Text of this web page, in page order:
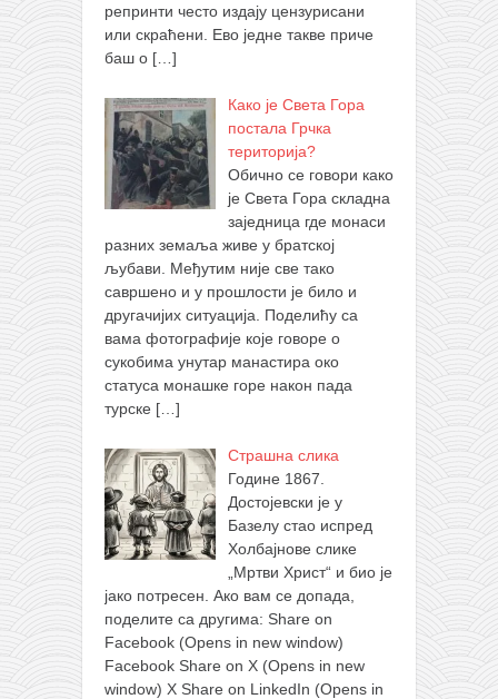
репринти често издају цензурисани
или скраћени. Ево једне такве приче
баш о […]
Како је Света Гора
постала Грчка
територија?
Обично се говори како
је Света Гора складна
заједница где монаси
разних земаља живе у братској
љубави. Међутим није све тако
савршено и у прошлости је било и
другачијих ситуација. Поделићу са
вама фотографије које говоре о
сукобима унутар манастира око
статуса монашке горе након пада
турске […]
Страшна слика
Године 1867.
Достојевски је у
Базелу стао испред
Холбајнове слике
„Мртви Христ“ и био је
јако потресен. Ако вам се допада,
поделите са другима: Share on
Facebook (Opens in new window)
Facebook Share on X (Opens in new
window) X Share on LinkedIn (Opens in